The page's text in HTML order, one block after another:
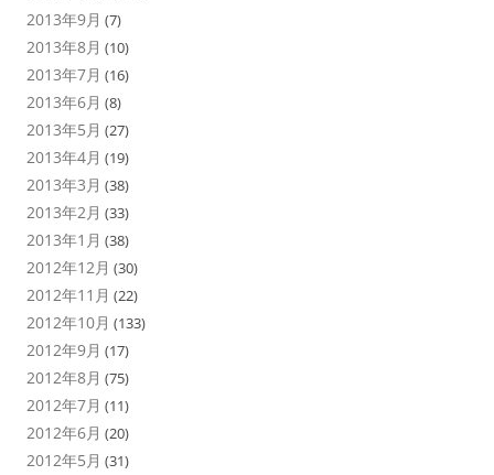
2013年9月 (7)
2013年8月 (10)
2013年7月 (16)
2013年6月 (8)
2013年5月 (27)
2013年4月 (19)
2013年3月 (38)
2013年2月 (33)
2013年1月 (38)
2012年12月 (30)
2012年11月 (22)
2012年10月 (133)
2012年9月 (17)
2012年8月 (75)
2012年7月 (11)
2012年6月 (20)
2012年5月 (31)